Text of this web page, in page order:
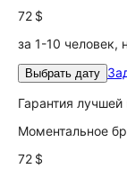
72 $
за 1-10 человек,
Выбрать дату
Гарантия
Моментальное
72 $